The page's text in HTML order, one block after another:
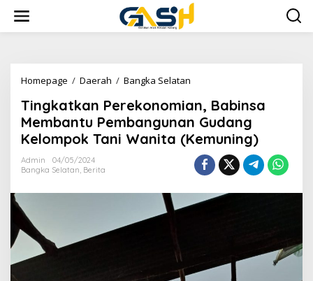
konten
Homepage / Daerah / Bangka Selatan
Babinsa
Membantu
Pembangunan
Gudang
Kelompok
Tani
(Kemuning)
Tingkatkan Perekonomian, Babinsa
Membantu Pembangunan Gudang
Kelompok Tani Wanita (Kemuning)
Admin
04/05/2024
Bangka Selatan, Berita